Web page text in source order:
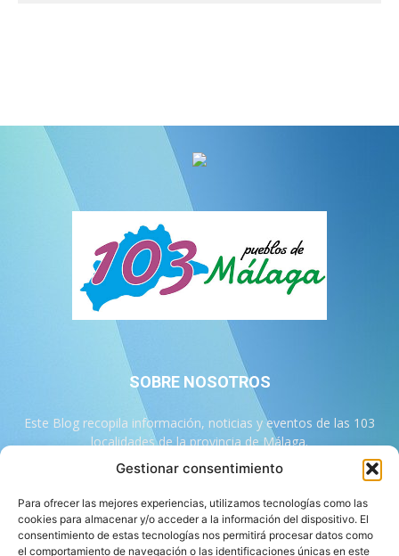
Gestionar consentimiento
Para ofrecer las mejores experiencias, utilizamos tecnologías como las
cookies para almacenar y/o acceder a la información del dispositivo. El
consentimiento de estas tecnologías nos permitirá procesar datos como
el comportamiento de navegación o las identificaciones únicas en este
SOBRE NOSOTROS
Este Blog recopila información, noticias y eventos de las 103
localidades de la provincia de Málaga.
Contáctanos: info@103malaga.com
SÍGUENOS